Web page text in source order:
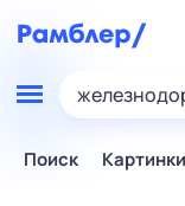
Поиск Картинки